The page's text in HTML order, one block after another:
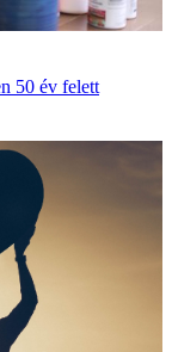
50 év felett